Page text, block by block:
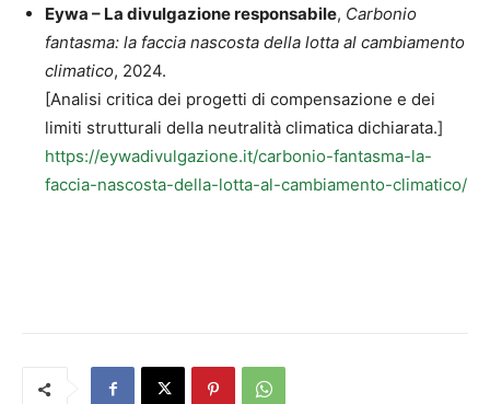
Eywa – La divulgazione responsabile, Carbonio
fantasma: la faccia nascosta della lotta al cambiamento
climatico, 2024.
[Analisi critica dei progetti di compensazione e dei
limiti strutturali della neutralità climatica dichiarata.]
https://eywadivulgazione.it/carbonio-fantasma-la-
faccia-nascosta-della-lotta-al-cambiamento-climatico/